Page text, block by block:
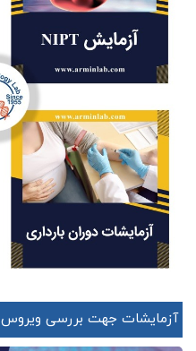
آزمایشات جهت بررسی ویروس HPV کدام است؟